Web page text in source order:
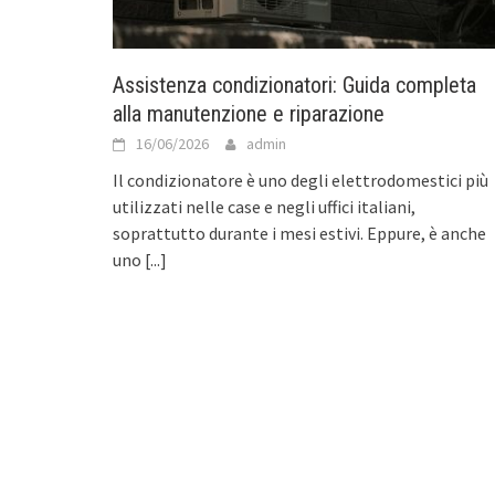
Assistenza condizionatori: Guida completa
alla manutenzione e riparazione
16/06/2026 admin
Il condizionatore è uno degli elettrodomestici più
utilizzati nelle case e negli uffici italiani,
soprattutto durante i mesi estivi. Eppure, è anche
uno [...]